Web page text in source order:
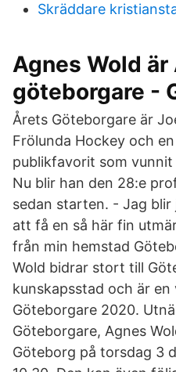
Skräddare
Agnes Wold är
göteborgare -
Årets Göteborgare är
Frölunda Hockey och
publikfavorit som
Nu blir han den 28:e
sedan starten. - Jag
att få en så här fin
från min hemstad
Wold bidrar stort till
kunskapsstad och är en
Göteborgare 2020.
Göteborgare, Agnes
Göteborg på torsdag 3